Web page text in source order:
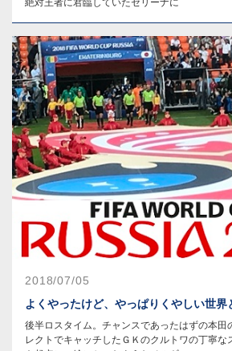
絶対王者に君臨していたセリーナに
2018/07/05
よくやったけど、やっぱりくやしい世界
後半ロスタイム。チャンスであったはずの本田
レクトでキャッチしたＧＫのクルトワの丁寧な